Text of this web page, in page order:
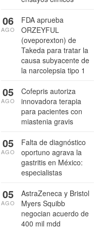
FDA aprueba
ORZEYFUL
(oveporexton) de
Takeda para tratar la
causa subyacente de
la narcolepsia tipo 1
06
AGO
Cofepris autoriza
innovadora terapia
para pacientes con
miastenia gravis
05
AGO
Falta de diagnóstico
oportuno agrava la
gastritis en México:
especialistas
05
AGO
AstraZeneca y Bristol
Myers Squibb
negocian acuerdo de
400 mil mdd
05
AGO